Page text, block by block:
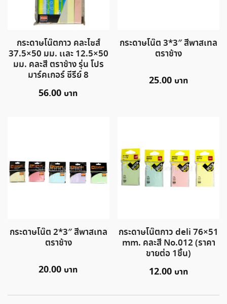
กระดาษโน๊ตกาว คละไซส์
37.5×50 มม. เเละ 12.5×50
มม. คละสี ตราช้าง รุ่น โปร
มาร์คเกอร์ ซีรีย์ 8
56.00
กระดาษโน๊ต 3*3″ สีพาสเทล
ตราช้าง
25.00
กระดาษโน๊ต 2*3″ สีพาสเทล
ตราช้าง
20.00
กระดาษโน๊ตกาว deli 76×51
mm. คละสี No.012 (ราคา
ขายต่อ 1ชิ้น)
12.00